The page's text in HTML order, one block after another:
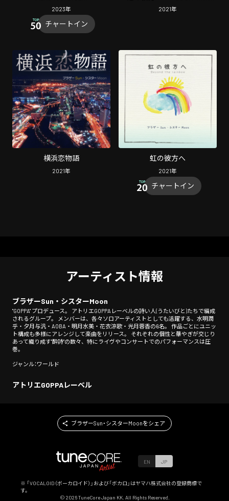
2023年
チャートイン
piano ～
2021年
横浜恋物語
2021年
虹の彼方へ
2021年
チャートイン
アーティスト情報
ブラザーSun・シスターMoon
"GOPPA" プロデュース。 アトリエGOPPAレーベルの詩い人(うたいびと)たちで編成
されるグループ。 メンバーは、各々ソロアーティストとしても活躍する、水明潤
乎・夕月与汎・AOBA・明月水美・花衣涼歌・光月蓉香の6名。 作品ごとにユニッ
ト構成も多様にアレンジして楽曲をリリース。 それぞれの個性と華やぎが交じり
あって織り成す"酔詩"の数々、特にライヴやコンサートでのパフォーマンスは圧
巻。
ジャンル：ワールド
アトリエGOPPAレーベル
ブラザーSun・シスターMoonをシェア
EN JP
※ 「VOCALOID（ボーカロイド）」および「ボカロ」はヤマハ株式会社の登録商標で
す。
© 2026TuneCore Japan KK. All Rights Reserved.